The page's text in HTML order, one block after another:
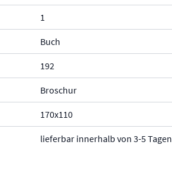
1
Buch
192
Broschur
170x110
lieferbar innerhalb von 3-5 Tagen